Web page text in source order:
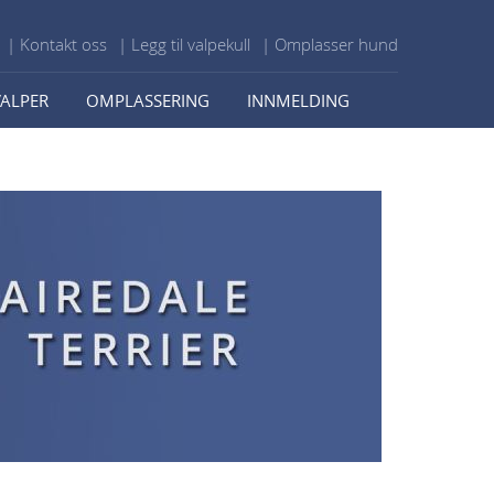
| Kontakt oss | Legg til valpekull | Omplasser hund
OMPLASSERING INNMELDING